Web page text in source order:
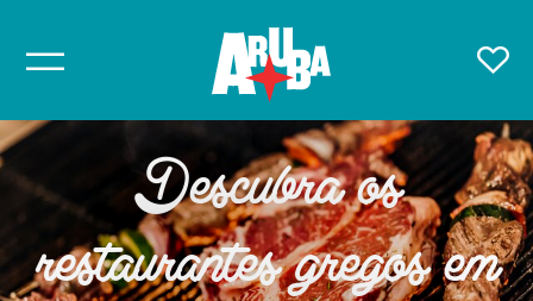
Descubra os
restaurantes gregos em